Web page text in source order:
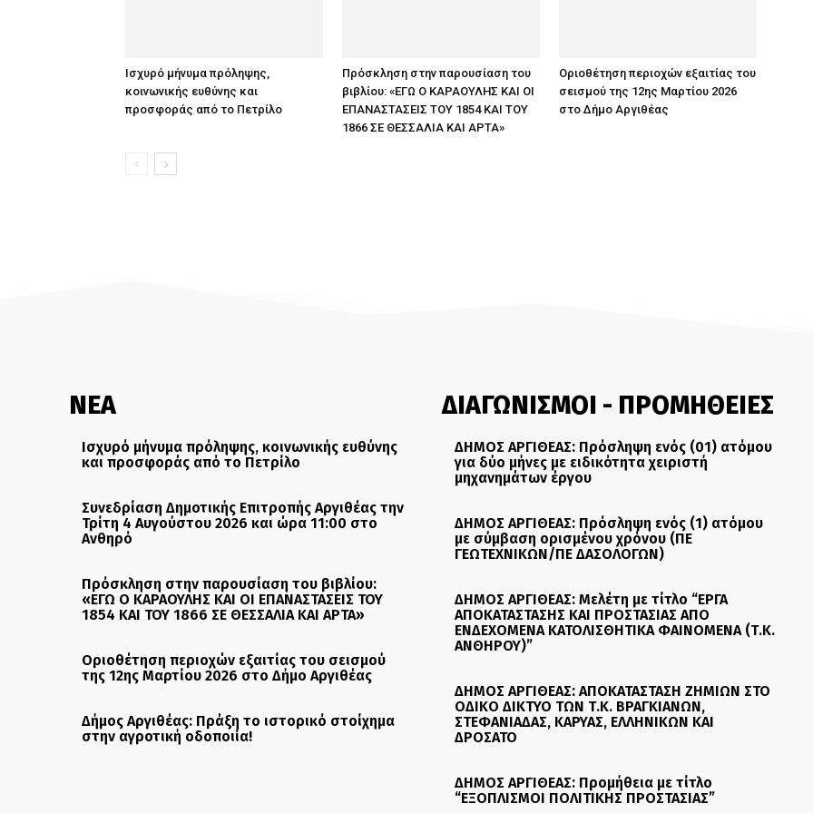
Ισχυρό μήνυμα πρόληψης,
κοινωνικής ευθύνης και
προσφοράς από το Πετρίλο
Πρόσκληση στην παρουσίαση του
βιβλίου: «ΕΓΩ Ο ΚΑΡΑΟΥΛΗΣ ΚΑΙ ΟΙ
ΕΠΑΝΑΣΤΑΣΕΙΣ ΤΟΥ 1854 ΚΑΙ ΤΟΥ
1866 ΣΕ ΘΕΣΣΑΛΙΑ ΚΑΙ ΑΡΤΑ»
Οριοθέτηση περιοχών εξαιτίας του
σεισμού της 12ης Μαρτίου 2026
στο Δήμο Αργιθέας
ΝΕΑ
Ισχυρό μήνυμα πρόληψης, κοινωνικής ευθύνης
και προσφοράς από το Πετρίλο
Συνεδρίαση Δημοτικής Επιτροπής Αργιθέας την
Τρίτη 4 Αυγούστου 2026 και ώρα 11:00 στο
Ανθηρό
Πρόσκληση στην παρουσίαση του βιβλίου:
«ΕΓΩ Ο ΚΑΡΑΟΥΛΗΣ ΚΑΙ ΟΙ ΕΠΑΝΑΣΤΑΣΕΙΣ ΤΟΥ
1854 ΚΑΙ ΤΟΥ 1866 ΣΕ ΘΕΣΣΑΛΙΑ ΚΑΙ ΑΡΤΑ»
Οριοθέτηση περιοχών εξαιτίας του σεισμού
της 12ης Μαρτίου 2026 στο Δήμο Αργιθέας
Δήμος Αργιθέας: Πράξη το ιστορικό στοίχημα
στην αγροτική οδοποιία!
ΔΙΑΓΩΝΙΣΜΟΙ - ΠΡΟΜΗΘΕΙΕΣ
ΔΗΜΟΣ ΑΡΓΙΘΕΑΣ: Πρόσληψη ενός (01) ατόμου
για δύο μήνες με ειδικότητα χειριστή
μηχανημάτων έργου
ΔΗΜΟΣ ΑΡΓΙΘΕΑΣ: Πρόσληψη ενός (1) ατόμου
με σύμβαση ορισμένου χρόνου (ΠΕ
ΓΕΩΤΕΧΝΙΚΩΝ/ΠΕ ΔΑΣΟΛΟΓΩΝ)
ΔΗΜΟΣ ΑΡΓΙΘΕΑΣ: Μελέτη με τίτλο “ΕΡΓΑ
ΑΠΟΚΑΤΑΣΤΑΣΗΣ ΚΑΙ ΠΡΟΣΤΑΣΙΑΣ ΑΠΟ
ΕΝΔΕΧΟΜΕΝΑ ΚΑΤΟΛΙΣΘΗΤΙΚΑ ΦΑΙΝΟΜΕΝΑ (Τ.Κ.
ΑΝΘΗΡΟΥ)”
ΔΗΜΟΣ ΑΡΓΙΘΕΑΣ: ΑΠΟΚΑΤΑΣΤΑΣΗ ΖΗΜΙΩΝ ΣΤΟ
ΟΔΙΚΟ ΔΙΚΤΥΟ ΤΩΝ Τ.Κ. ΒΡΑΓΚΙΑΝΩΝ,
ΣΤΕΦΑΝΙΑΔΑΣ, ΚΑΡΥΑΣ, ΕΛΛΗΝΙΚΩΝ ΚΑΙ
ΔΡΟΣΑΤΟ
ΔΗΜΟΣ ΑΡΓΙΘΕΑΣ: Προμήθεια με τίτλο
“ΕΞΟΠΛΙΣΜΟΙ ΠΟΛΙΤΙΚΗΣ ΠΡΟΣΤΑΣΙΑΣ”